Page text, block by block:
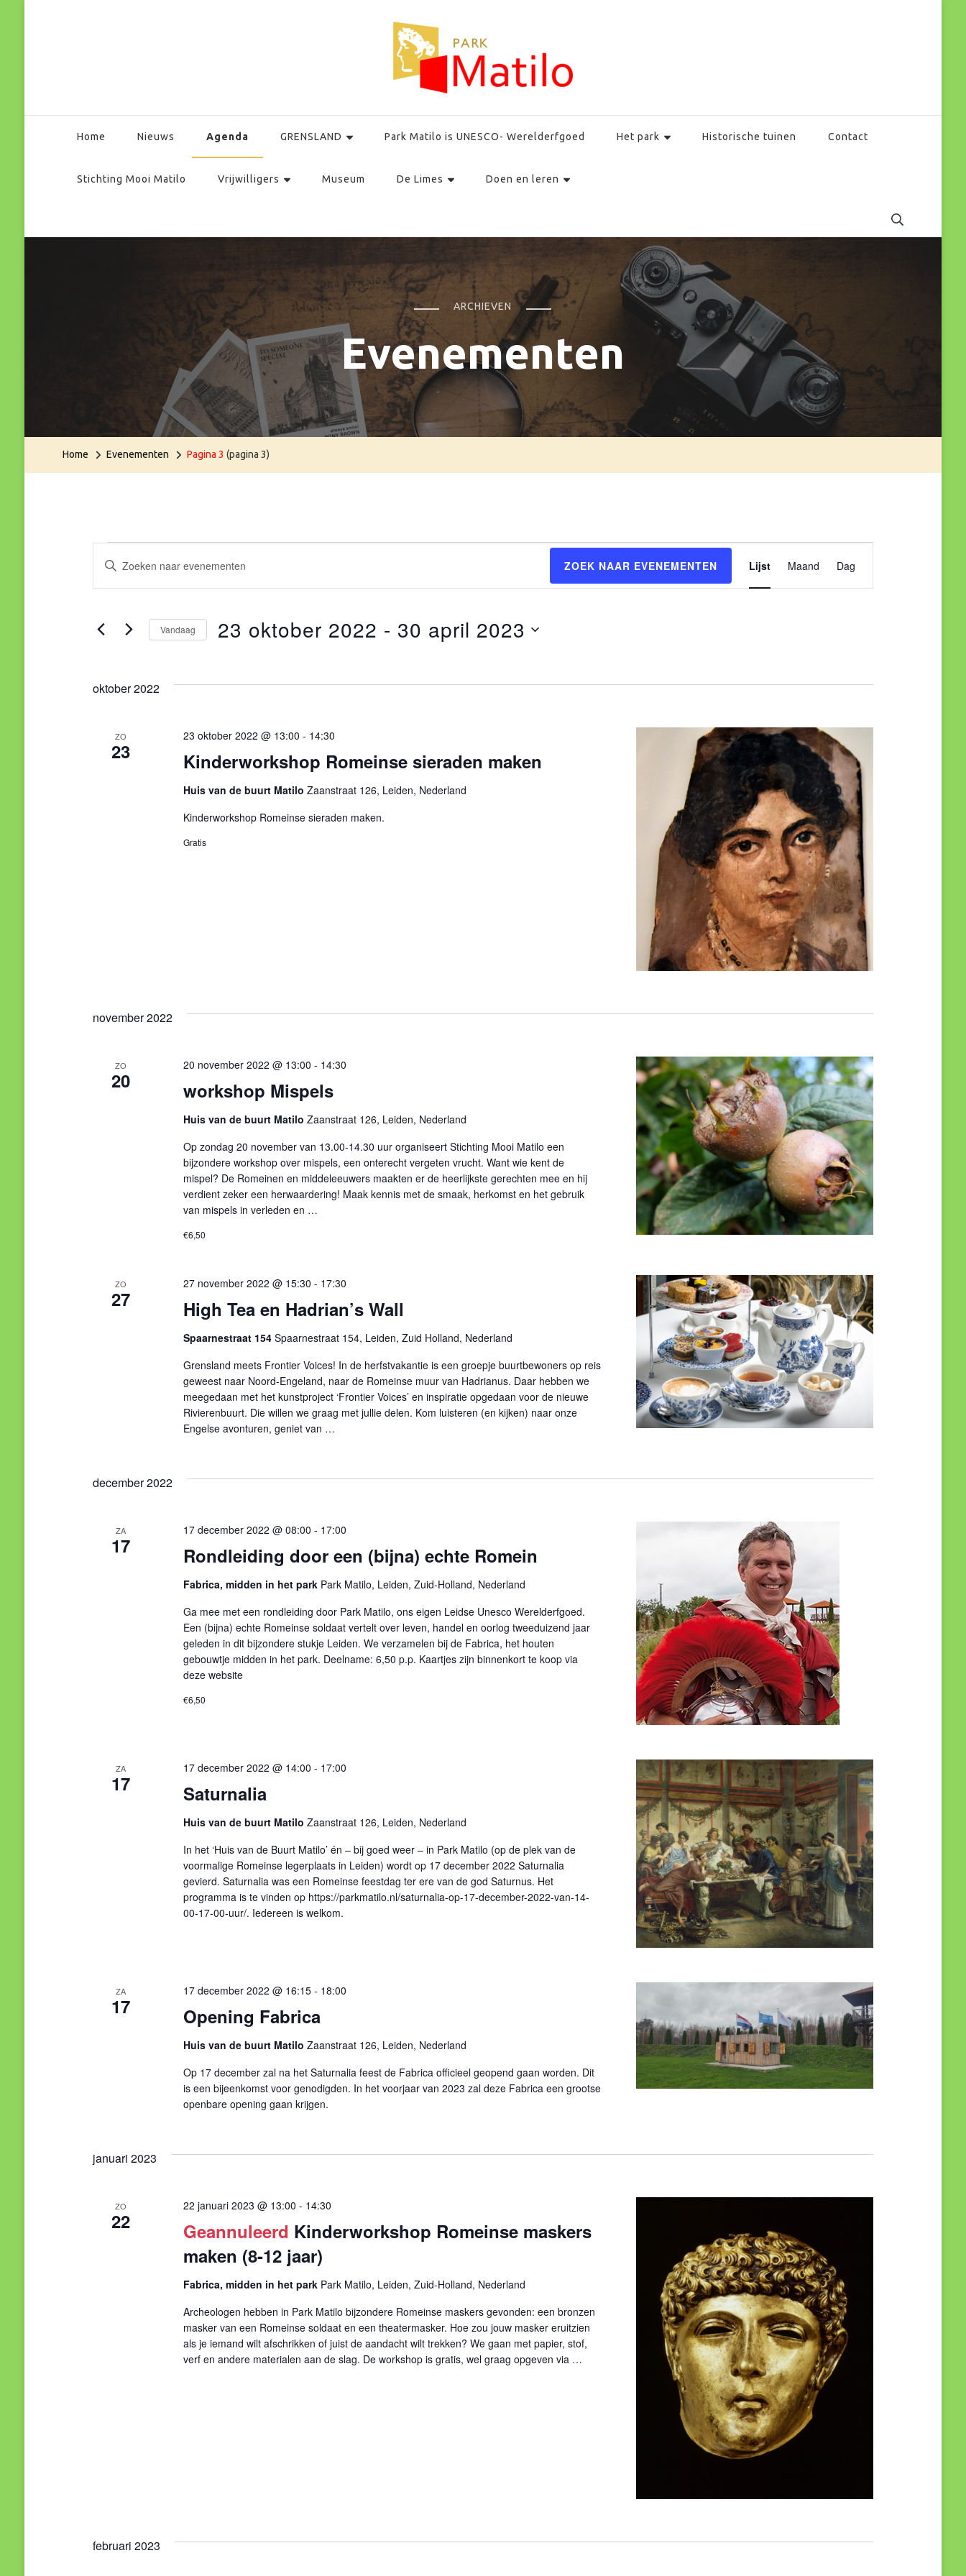
Home Nieuws Agenda GRENSLAND Park Matilo is UNESCO- Werelderfgoed Het park Historische tuinen Contact
Stichting Mooi Matilo Vrijwilligers Museum De Limes Doen en leren
ARCHIEVEN
Evenementen
Home Evenementen Pagina 3 (pagina 3)
Evenementen
Evenementen
Zoeken
en
navigatie
Vul
in.
Evenementen
ZOEK NAAR EVENEMENTEN
Evenement
weergaven
Lijst Maand Dag
Vandaag 23 oktober 2022 - 30 april 2023
oktober 2022
ZO
23 Kinderworkshop Romeinse sieraden maken
23 oktober 2022 @ 13:00 - 14:30
Huis van de buurt Matilo Zaanstraat 126, Leiden, Nederland
Kinderworkshop Romeinse sieraden maken.
Gratis
november 2022
ZO
20 workshop Mispels
20 november 2022 @ 13:00 - 14:30
Huis van de buurt Matilo Zaanstraat 126, Leiden, Nederland
Op zondag 20 november van 13.00-14.30 uur organiseert Stichting Mooi Matilo een
bijzondere workshop over mispels, een onterecht vergeten vrucht. Want wie kent de
mispel? De Romeinen en middeleeuwers maakten er de heerlijkste gerechten mee en hij
verdient zeker een herwaardering! Maak kennis met de smaak, herkomst en het gebruik
van mispels in verleden en …
€6,50
ZO
27 High Tea en Hadrian’s Wall
27 november 2022 @ 15:30 - 17:30
Spaarnestraat 154 Spaarnestraat 154, Leiden, Zuid Holland, Nederland
Grensland meets Frontier Voices! In de herfstvakantie is een groepje buurtbewoners op reis
geweest naar Noord-Engeland, naar de Romeinse muur van Hadrianus. Daar hebben we
meegedaan met het kunstproject ‘Frontier Voices’ en inspiratie opgedaan voor de nieuwe
Rivierenbuurt. Die willen we graag met jullie delen. Kom luisteren (en kijken) naar onze
Engelse avonturen, geniet van …
december 2022
ZA
17 Rondleiding door een (bijna) echte Romein
17 december 2022 @ 08:00 - 17:00
Fabrica, midden in het park Park Matilo, Leiden, Zuid-Holland, Nederland
Ga mee met een rondleiding door Park Matilo, ons eigen Leidse Unesco Werelderfgoed.
Een (bijna) echte Romeinse soldaat vertelt over leven, handel en oorlog tweeduizend jaar
geleden in dit bijzondere stukje Leiden. We verzamelen bij de Fabrica, het houten
gebouwtje midden in het park. Deelname: 6,50 p.p. Kaartjes zijn binnenkort te koop via
deze website
€6,50
ZA
17 Saturnalia
17 december 2022 @ 14:00 - 17:00
Huis van de buurt Matilo Zaanstraat 126, Leiden, Nederland
In het ‘Huis van de Buurt Matilo’ én – bij goed weer – in Park Matilo (op de plek van de
voormalige Romeinse legerplaats in Leiden) wordt op 17 december 2022 Saturnalia
gevierd. Saturnalia was een Romeinse feestdag ter ere van de god Saturnus. Het
programma is te vinden op https://parkmatilo.nl/saturnalia-op-17-december-2022-van-14-
00-17-00-uur/. Iedereen is welkom.
ZA
17 Opening Fabrica
17 december 2022 @ 16:15- 18:00
Huis van de buurt Matilo Zaanstraat 126, Leiden, Nederland
Op 17 december zal na het Saturnalia feest de Fabrica officieel geopend gaan worden. Dit
is een bijeenkomst voor genodigden. In het voorjaar van 2023 zal deze Fabrica een grootse
openbare opening gaan krijgen.
januari 2023
ZO
22 Geannuleerd Kinderworkshop Romeinse maskers
maken (8-12 jaar)
22 januari 2023 @ 13:00 - 14:30
Fabrica, midden in het park Park Matilo, Leiden, Zuid-Holland, Nederland
Archeologen hebben in Park Matilo bijzondere Romeinse maskers gevonden: een bronzen
masker van een Romeinse soldaat en een theatermasker. Hoe zou jouw masker eruitzien
als je iemand wilt afschrikken of juist de aandacht wilt trekken? We gaan met papier, stof,
verf en andere materialen aan de slag. De workshop is gratis, wel graag opgeven via …
februari 2023